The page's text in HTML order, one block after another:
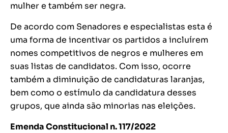
mulher e também ser negra.
De acordo com Senadores e especialistas esta é
uma forma de incentivar os partidos a incluírem
nomes competitivos de negros e mulheres em
suas listas de candidatos. Com isso, ocorre
também a diminuição de candidaturas laranjas,
bem como o estímulo da candidatura desses
grupos, que ainda são minorias nas eleições.
Emenda Constitucional n. 117/2022